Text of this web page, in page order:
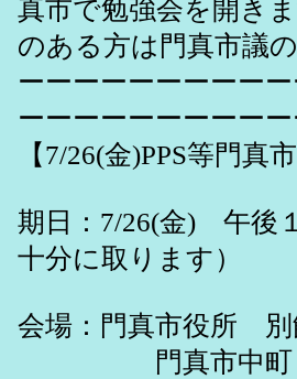
真市で勉強会を開き
のある方は門真市議
ーーーーーーーーー
ーーーーーーーーー
【7/26(金)PPS等門真
期日：7/26(金) 午後
十分に取ります）
会場：門真市役所 別
門真市中町１－